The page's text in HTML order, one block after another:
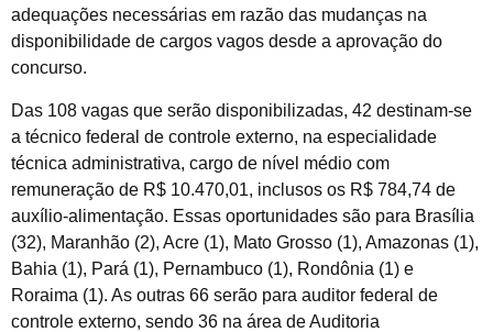
adequações necessárias em razão das mudanças na
disponibilidade de cargos vagos desde a aprovação do
concurso.
Das 108 vagas que serão disponibilizadas, 42 destinam-se
a técnico federal de controle externo, na especialidade
técnica administrativa, cargo de nível médio com
remuneração de R$ 10.470,01, inclusos os R$ 784,74 de
auxílio-alimentação. Essas oportunidades são para Brasília
(32), Maranhão (2), Acre (1), Mato Grosso (1), Amazonas (1),
Bahia (1), Pará (1), Pernambuco (1), Rondônia (1) e
Roraima (1). As outras 66 serão para auditor federal de
controle externo, sendo 36 na área de Auditoria